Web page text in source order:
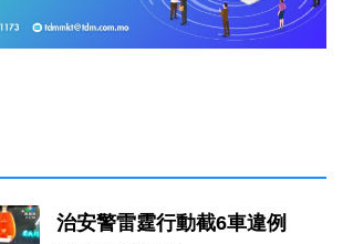
治安警雷霆行動截6車違例